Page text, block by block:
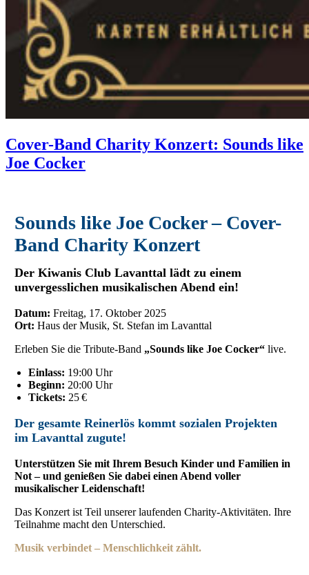
Cover-Band Charity Konzert: Sounds like
Joe Cocker
Sounds like Joe Cocker – Cover-
Band Charity Konzert
Der Kiwanis Club Lavanttal lädt zu einem
unvergesslichen musikalischen Abend ein!
Datum: Freitag, 17. Oktober 2025
Ort: Haus der Musik, St. Stefan im Lavanttal
Erleben Sie die Tribute-Band „Sounds like Joe Cocker“ live.
Einlass: 19:00 Uhr
Beginn: 20:00 Uhr
Tickets: 25 €
Der gesamte Reinerlös kommt sozialen Projekten
im Lavanttal zugute!
Unterstützen Sie mit Ihrem Besuch Kinder und Familien in
Not – und genießen Sie dabei einen Abend voller
musikalischer Leidenschaft!
Das Konzert ist Teil unserer laufenden Charity-Aktivitäten. Ihre
Teilnahme macht den Unterschied.
Musik verbindet – Menschlichkeit zählt.